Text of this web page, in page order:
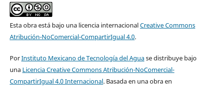
Esta obra está bajo una licencia internacionalCreative Commons
Atribución-NoComercial-CompartirIgual 4.0.
PorInstituto Mexicano de Tecnología del Aguase distribuye bajo
una Licencia Creative Commons Atribución-NoComercial-
CompartirIgual 4.0 Internacional. Basada en una obra en